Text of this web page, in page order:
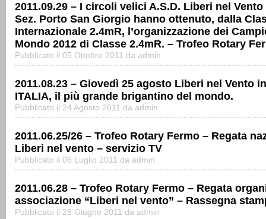
2011.09.29 – I circoli velici A.S.D. Liberi nel Vento
Sez. Porto San Giorgio hanno ottenuto, dalla
Internazionale 2.4mR, l’organizzazione dei
Mondo 2012 di Classe 2.4mR. – Trofeo Rotary
Pubblicato il 05 Ottobre 2011 da admin
2011.08.23 – Giovedì 25 agosto Liberi nel Vento
ITALIA, il più grande brigantino del mondo.
Pubblicato il 24 Agosto 2011 da admin
2011.06.25/26 – Trofeo Rotary Fermo – Regata
Liberi nel vento – servizio TV
Pubblicato il 06 Luglio 2011 da admin
2011.06.28 – Trofeo Rotary Fermo – Regata
associazione “Liberi nel vento” – Rassegna
Pubblicato il 28 Giugno 2011 da admin